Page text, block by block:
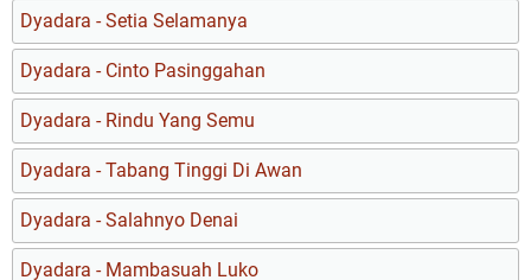
Dyadara - Setia Selamanya
Dyadara - Cinto Pasinggahan
Dyadara - Rindu Yang Semu
Dyadara - Tabang Tinggi Di Awan
Dyadara - Salahnyo Denai
Dyadara - Mambasuah Luko